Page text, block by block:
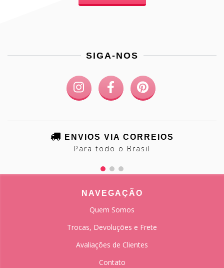
SIGA-NOS
ENVIOS VIA CORREIOS
Para todo o Brasil
NAVEGAÇÃO
Quem Somos
Trocas, Devoluções e Frete
Avaliações de Clientes
Contato